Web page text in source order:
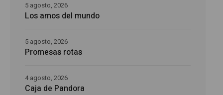
Los amos del mundo
5 agosto, 2026
Promesas rotas
5 agosto, 2026
Caja de Pandora
4 agosto, 2026